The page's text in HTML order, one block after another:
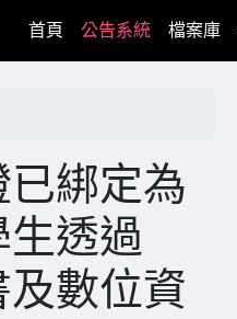
首頁(current)
公告系統 檔案庫
綁定為
透過
及數位資